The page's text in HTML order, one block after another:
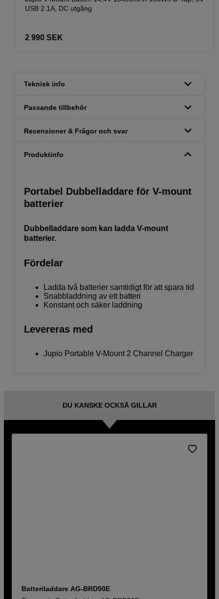
USB 2.1A, DC utgång
2 990 SEK
Teknisk info
Passande tillbehör
Recensioner & Frågor och svar
Produktinfo
Portabel Dubbelladdare för V-mount
batterier
Dubbelladdare som kan ladda V-mount
batterier.
Fördelar
Ladda två batterier samtidigt för att spara tid
Snabbladdning av ett batteri
Konstant och säker laddning
Levereras med
Jupio Portable V-Mount 2 Channel Charger
DU KANSKE OCKSÅ GILLAR
Batteriladdare AG-BRD50E